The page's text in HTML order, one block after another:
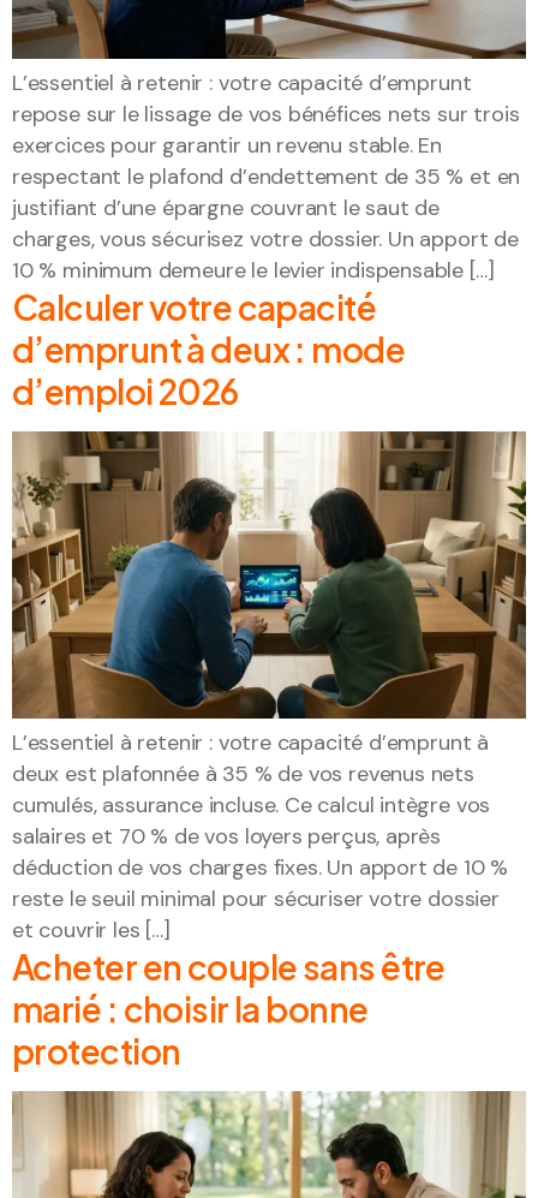
L’essentiel à retenir : votre capacité d’emprunt
repose sur le lissage de vos bénéfices nets sur trois
exercices pour garantir un revenu stable. En
respectant le plafond d’endettement de 35 % et en
justifiant d’une épargne couvrant le saut de
charges, vous sécurisez votre dossier. Un apport de
10 % minimum demeure le levier indispensable […]
Calculer votre capacité
d’emprunt à deux : mode
d’emploi 2026
L’essentiel à retenir : votre capacité d’emprunt à
deux est plafonnée à 35 % de vos revenus nets
cumulés, assurance incluse. Ce calcul intègre vos
salaires et 70 % de vos loyers perçus, après
déduction de vos charges fixes. Un apport de 10 %
reste le seuil minimal pour sécuriser votre dossier
et couvrir les […]
Acheter en couple sans être
marié : choisir la bonne
protection